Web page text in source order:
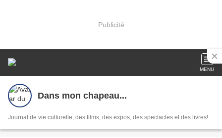
Publicité
MENU
Dans mon chapeau...
Journal de vie culturelle, des films, des expos, des spectacles et des livres!